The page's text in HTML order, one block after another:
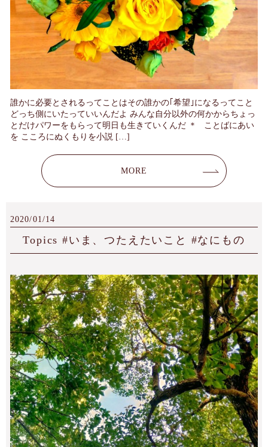
誰かに必要とされるってことはその誰かの｢希望｣になるってこと
どっち側にいたっていいんだよ みんな自分以外の何かからちょっ
とだけパワーをもらって明日も生きていくんだ ＊ ことばにあい
を こころにぬくもりを小説 […]
MORE
2020/01/14
Topics #いま、つたえたいこと #なにもの